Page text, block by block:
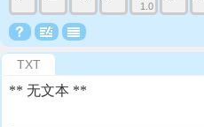
1.0
TXT
** 无文本 **